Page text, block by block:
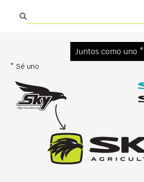
Juntos como uno *
* Sé uno